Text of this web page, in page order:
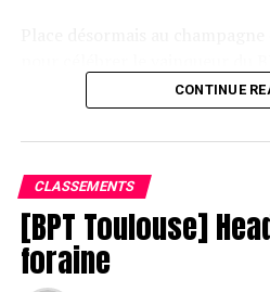
CONTINUE
CLASSEMENTS
[BPT Toulouse]
foraine